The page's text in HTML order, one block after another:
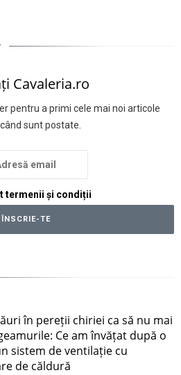
Cavaleria.ro
pentru a primi cele mai noi articole
sunt postate.
termenii și condiții
în pereții chiriei ca să nu mai
Ce am învățat după o
sistem de ventilație cu
de căldură